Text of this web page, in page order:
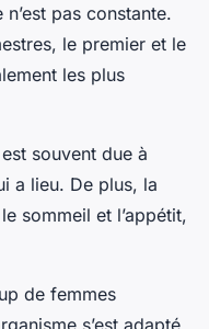
pas constante.
le premier et le
les plus
souvent due à
a lieu. De plus, la
sommeil et l’appétit,
de femmes